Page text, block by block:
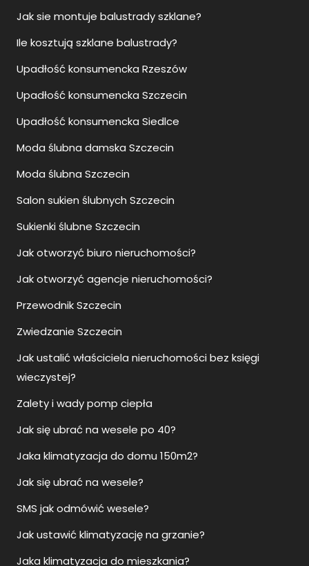
Jak sie montuje balustrady szklane?
Ile kosztują szklane balustrady?
Upadłość konsumencka Rzeszów
Upadłość konsumencka Szczecin
Upadłość konsumencka Siedlce
Moda ślubna damska Szczecin
Moda ślubna Szczecin
Salon sukien ślubnych Szczecin
Sukienki ślubne Szczecin
Jak otworzyć biuro nieruchomości?
Jak otworzyć agencje nieruchomości?
Przewodnik Szczecin
Zwiedzanie Szczecin
Jak ustalić właściciela nieruchomości bez księgi
wieczystej?
Zalety i wady pomp ciepła
Jak się ubrać na wesele po 40?
Jaka klimatyzacja do domu 150m2?
Jak się ubrać na wesele?
SMS jak odmówić wesele?
Jak ustawić klimatyzację na grzanie?
Jaka klimatyzacja do mieszkania?